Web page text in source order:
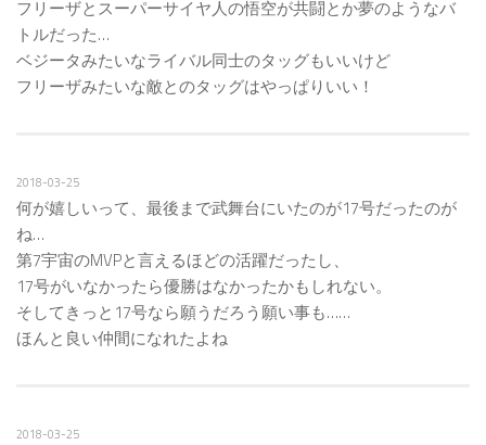
フリーザとスーパーサイヤ人の悟空が共闘とか夢のようなバ
トルだった…
ベジータみたいなライバル同士のタッグもいいけど
フリーザみたいな敵とのタッグはやっぱりいい！
2018-03-25
何が嬉しいって、最後まで武舞台にいたのが17号だったのが
ね…
第7宇宙のMVPと言えるほどの活躍だったし、
17号がいなかったら優勝はなかったかもしれない。
そしてきっと17号なら願うだろう願い事も……
ほんと良い仲間になれたよね
2018-03-25